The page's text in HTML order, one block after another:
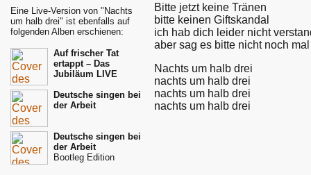
Eine Live-Version von "Nachts
um halb drei" ist ebenfalls auf
folgenden Alben erschienen:
Auf frischer Tat
ertappt – Das
Jubiläum LIVE
Deutsche singen bei
der Arbeit
Deutsche singen bei
der Arbeit
Bootleg Edition
Bitte jetzt keine Tränen
bitte keinen Giftskandal
ich hab dich leider nicht
aber sag es bitte nicht noch mal
Nachts um halb drei
nachts um halb drei
nachts um halb drei
nachts um halb drei